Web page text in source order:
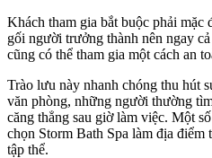
Khách tham gia bắt buộc phải mặc
gối người trưởng thành nên ngay
cũng có thể tham gia một cách an
Trào lưu này nhanh chóng thu hút
văn phòng, những người thường
căng thẳng sau giờ làm việc. Một
chọn Storm Bath Spa làm địa điểm
tập thể.